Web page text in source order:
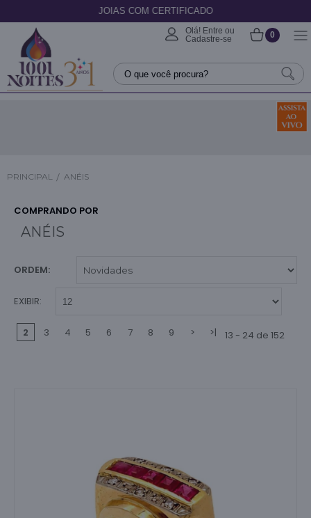
JOIAS COM CERTIFICADO
Olá! Entre ou
Cadastre-se
0
PRINCIPAL ANÉIS
COMPRANDO POR
ANÉIS
ORDEM:
EXIBIR:
2 3 4 5 6 7 8 9 > >| 13 - 24 de 152